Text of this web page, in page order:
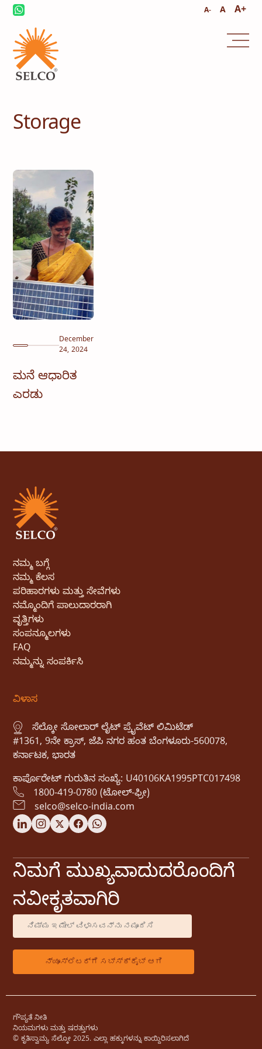
A- A A+
Storage
December
24, 2024
ಮನೆ ಆಧಾರಿತ
ಎರಡು
ನಮ್ಮ ಬಗ್ಗೆ
ನಮ್ಮ ಕೆಲಸ
ಪರಿಹಾರಗಳು ಮತ್ತು ಸೇವೆಗಳು
ನಮ್ಮೊಂದಿಗೆ ಪಾಲುದಾರರಾಗಿ
ವೃತ್ತಿಗಳು
ಸಂಪನ್ಮೂಲಗಳು
FAQ
ನಮ್ಮನ್ನು ಸಂಪರ್ಕಿಸಿ
ವಿಳಾಸ
ಸೆಲ್ಕೋ ಸೋಲಾರ್ ಲೈಟ್ ಪ್ರೈವೆಟ್ ಲಿಮಿಟೆಡ್
#1361, 9ನೇ ಕ್ರಾಸ್, ಜೆಪಿ ನಗರ ಹಂತ ಬೆಂಗಳೂರು-560078,
ಕರ್ನಾಟಕ, ಭಾರತ
ಕಾರ್ಪೊರೇಟ್ ಗುರುತಿನ ಸಂಖ್ಯೆ: U40106KA1995PTC017498
1800-419-0780 (ಟೋಲ್-ಫ್ರೀ)
selco@selco-india.com
ನಿಮಗೆ ಮುಖ್ಯವಾದುದರೊಂದಿಗೆ
ನವೀಕೃತವಾಗಿರಿ
ಗೌಪ್ಯತೆ ನೀತಿ
ನಿಯಮಗಳು ಮತ್ತು ಷರತ್ತುಗಳು
© ಕೃತಿಸ್ವಾಮ್ಯ ಸೆಲ್ಕೋ 2025. ಎಲ್ಲಾ ಹಕ್ಕುಗಳನ್ನು ಕಾಯ್ದಿರಿಸಲಾಗಿದೆ